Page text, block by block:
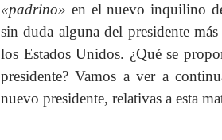
«padrino» en el nuevo inquilino
sin duda alguna del presidente
los Estados Unidos. ¿Qué se
presidente? Vamos a ver a
nuevo presidente, relativas a esta